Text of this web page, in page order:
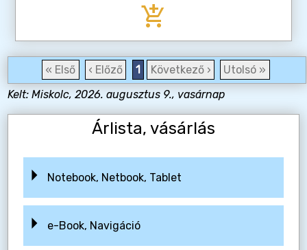
add_shopping_cart
« Első ‹ Előző 1 Következő ›
Utolsó »
Kelt: Miskolc, 2026. augusztus 9., vasárnap
Árlista, vásárlás
Notebook, Netbook, Tablet
e-Book, Navigáció